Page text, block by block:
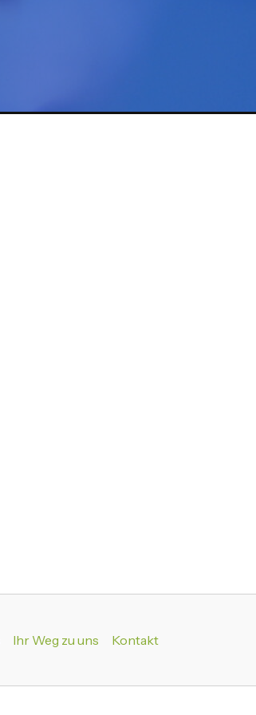
Ihr Weg zu uns Kontakt